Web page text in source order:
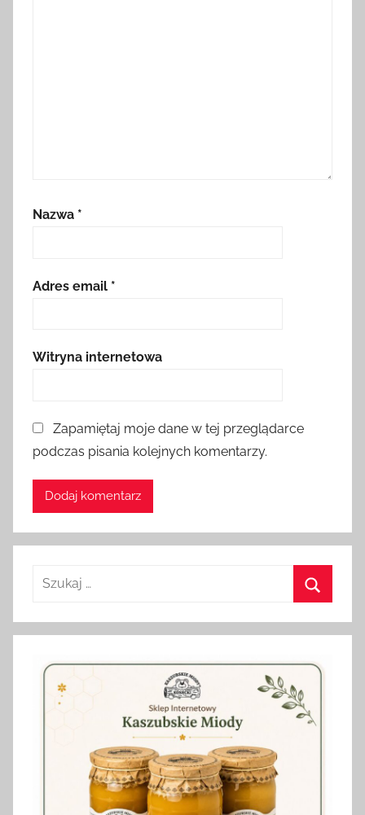
Nazwa *
Adres email *
Witryna internetowa
Zapamiętaj moje dane w tej przeglądarce
podczas pisania kolejnych komentarzy.
Szukaj: